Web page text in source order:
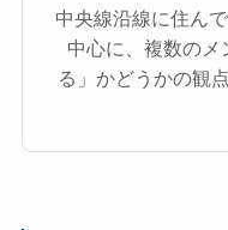
中央線沿線に住ん
中心に、複数の
る」かどうかの観